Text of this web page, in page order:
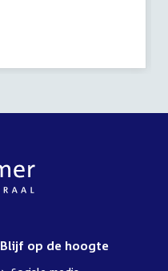
Blijf op de hoogte